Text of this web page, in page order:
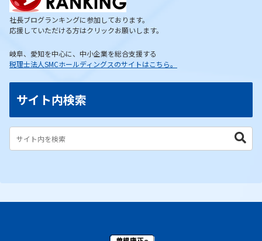
社長ブログランキングに参加しております。
応援していただける方はクリックお願いします。
岐阜、愛知を中心に、中小企業を総合支援する
税理士法人SMCホールディングスのサイトはこちら。
サイト内検索